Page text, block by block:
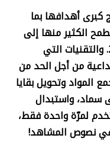
كبرى أهدافها بما
الكثير منها إلى
حيادية الكربون التام بحلول عام 2035. والتقنيات التي
من أجل الحد من
المواد وتحويل بقايا
سماد، واستبدال
لمرّة واحدة فقط،
في نصوص المشاهد!